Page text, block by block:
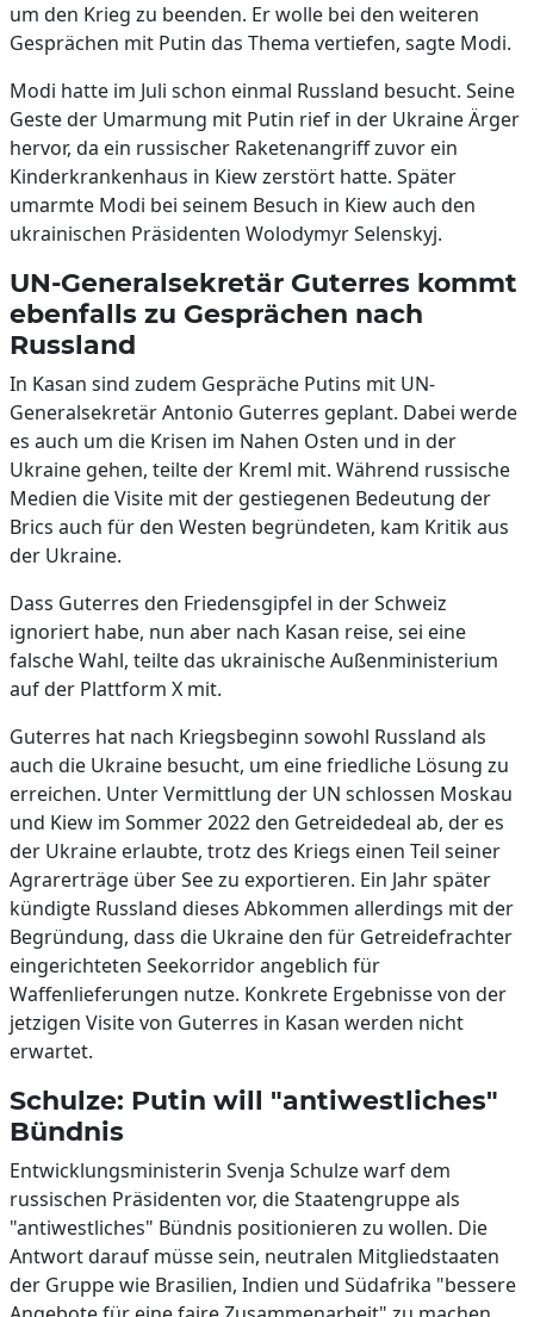
um den Krieg zu beenden. Er wolle bei den weiteren
Gesprächen mit Putin das Thema vertiefen, sagte Modi.
Modi hatte im Juli schon einmal Russland besucht. Seine
Geste der Umarmung mit Putin rief in der Ukraine Ärger
hervor, da ein russischer Raketenangriff zuvor ein
Kinderkrankenhaus in Kiew zerstört hatte. Später
umarmte Modi bei seinem Besuch in Kiew auch den
ukrainischen Präsidenten Wolodymyr Selenskyj.
UN-Generalsekretär Guterres kommt
ebenfalls zu Gesprächen nach
Russland
In Kasan sind zudem Gespräche Putins mit UN-
Generalsekretär Antonio Guterres geplant. Dabei werde
es auch um die Krisen im Nahen Osten und in der
Ukraine gehen, teilte der Kreml mit. Während russische
Medien die Visite mit der gestiegenen Bedeutung der
Brics auch für den Westen begründeten, kam Kritik aus
der Ukraine.
Dass Guterres den Friedensgipfel in der Schweiz
ignoriert habe, nun aber nach Kasan reise, sei eine
falsche Wahl, teilte das ukrainische Außenministerium
auf der Plattform X mit.
Guterres hat nach Kriegsbeginn sowohl Russland als
auch die Ukraine besucht, um eine friedliche Lösung zu
erreichen. Unter Vermittlung der UN schlossen Moskau
und Kiew im Sommer 2022 den Getreidedeal ab, der es
der Ukraine erlaubte, trotz des Kriegs einen Teil seiner
Agrarerträge über See zu exportieren. Ein Jahr später
kündigte Russland dieses Abkommen allerdings mit der
Begründung, dass die Ukraine den für Getreidefrachter
eingerichteten Seekorridor angeblich für
Waffenlieferungen nutze. Konkrete Ergebnisse von der
jetzigen Visite von Guterres in Kasan werden nicht
erwartet.
Schulze: Putin will "antiwestliches"
Bündnis
Entwicklungsministerin Svenja Schulze warf dem
russischen Präsidenten vor, die Staatengruppe als
"antiwestliches" Bündnis positionieren zu wollen. Die
Antwort darauf müsse sein, neutralen Mitgliedstaaten
der Gruppe wie Brasilien, Indien und Südafrika "bessere